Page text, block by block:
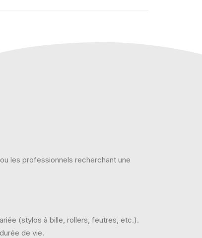
les professionnels recherchant une
(stylos à bille, rollers, feutres, etc.).
de vie.